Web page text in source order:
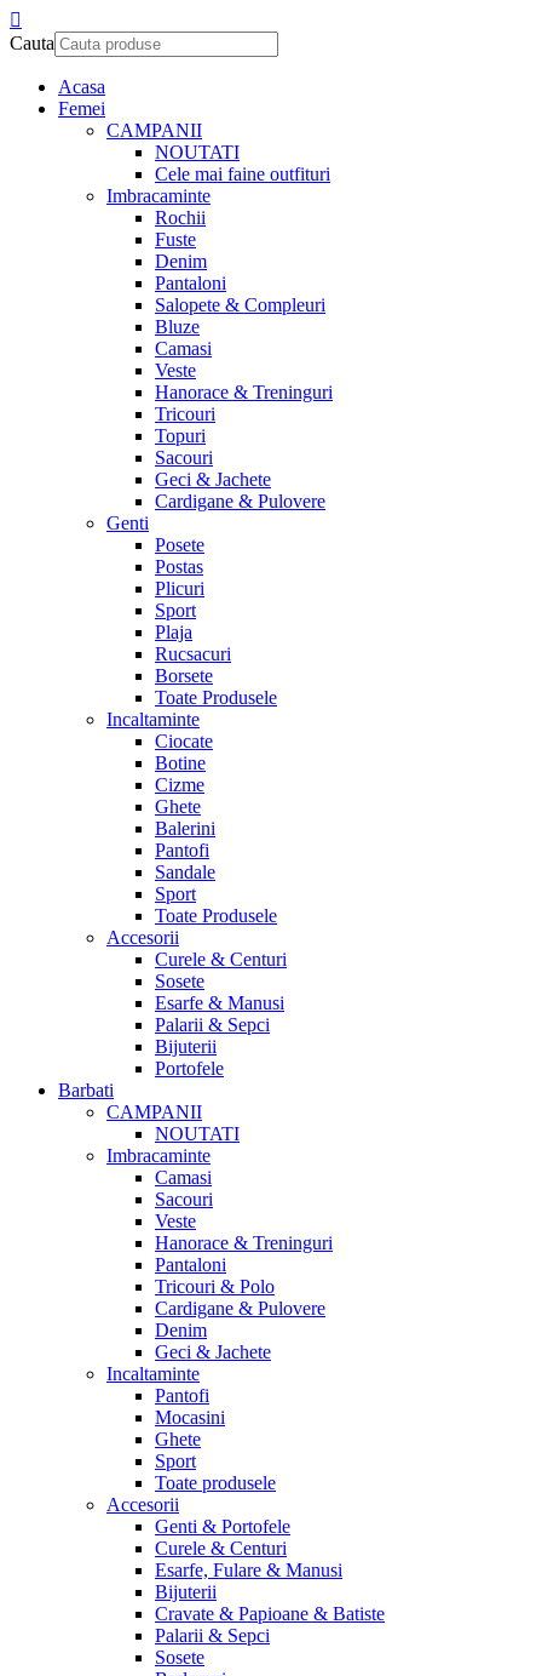
Cauta
Acasa
Femei
CAMPANII
NOUTATI
Cele mai faine outfituri
Imbracaminte
Rochii
Fuste
Denim
Pantaloni
Salopete & Compleuri
Bluze
Camasi
Veste
Hanorace & Treninguri
Tricouri
Topuri
Sacouri
Geci & Jachete
Cardigane & Pulovere
Genti
Posete
Postas
Plicuri
Sport
Plaja
Rucsacuri
Borsete
Toate Produsele
Incaltaminte
Ciocate
Botine
Cizme
Ghete
Balerini
Pantofi
Sandale
Sport
Toate Produsele
Accesorii
Curele & Centuri
Sosete
Esarfe & Manusi
Palarii & Sepci
Bijuterii
Portofele
Barbati
CAMPANII
NOUTATI
Imbracaminte
Camasi
Sacouri
Veste
Hanorace & Treninguri
Pantaloni
Tricouri & Polo
Cardigane & Pulovere
Denim
Geci & Jachete
Incaltaminte
Pantofi
Mocasini
Ghete
Sport
Toate produsele
Accesorii
Genti & Portofele
Curele & Centuri
Esarfe, Fulare & Manusi
Bijuterii
Cravate & Papioane & Batiste
Palarii & Sepci
Sosete